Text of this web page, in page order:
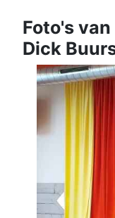
Foto's
Dick